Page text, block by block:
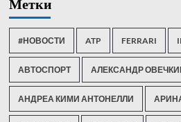
Метки
#НОВОСТИ ATP FERRARI
АВТОСПОРТ АЛЕКСАНДР
АНДРЕА КИМИ АНТОНЕЛЛИ